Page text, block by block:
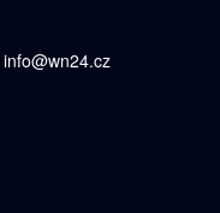
info@wn24.cz